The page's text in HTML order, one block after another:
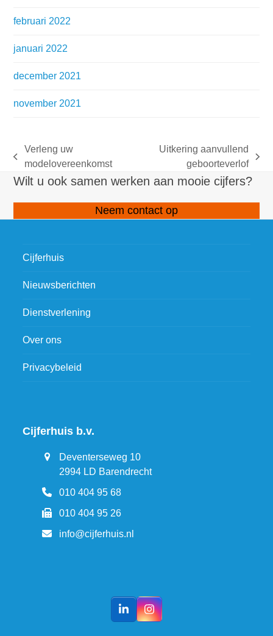
februari 2022
januari 2022
december 2021
november 2021
previous
post:
Verleng uw
modelovereenkomst
post:
Uitkering aanvullend
geboorteverlof
Wilt u ook samen werken aan mooie cijfers?
Neem contact op
Cijferhuis
Nieuwsberichten
Dienstverlening
Over ons
Privacybeleid
Cijferhuis b.v.
Deventerseweg 10
2994 LD Barendrecht
010 404 95 68
010 404 95 26
info@cijferhuis.nl
LinkedInInstagram